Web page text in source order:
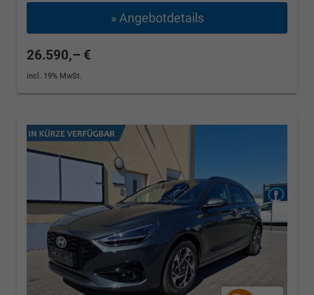
» Angebotdetails
26.590,– €
incl. 19% MwSt.